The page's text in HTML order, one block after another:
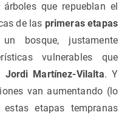
que repueblan el
de las primeras etapas
bosque, justamente
vulnerables que
Jordi Martínez-Vilalta. Y
van aumentando (lo
etapas tempranas